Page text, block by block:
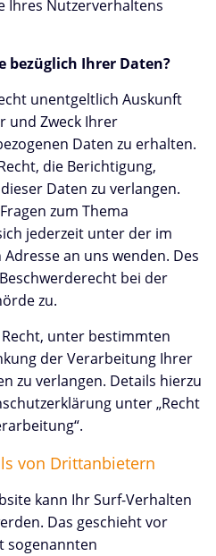
Ihres Nutzerverhaltens
bezüglich Ihrer Daten?
unentgeltlich Auskunft
und Zweck Ihrer
Daten zu erhalten.
die Berichtigung,
Daten zu verlangen.
zum Thema
jederzeit unter der im
an uns wenden. Des
bei der
zu.
unter bestimmten
der Verarbeitung Ihrer
zu verlangen. Details hierzu
unter „Recht
von Drittanbietern
kann Ihr Surf-Verhalten
Das geschieht vor
sogenannten